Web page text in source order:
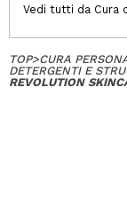
Vedi tutti da Cura
TOP>CURA
DETERGENTI E
REVOLUTION